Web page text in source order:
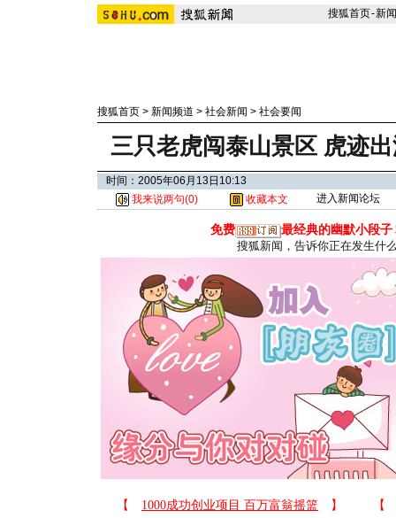
搜狐首页-新闻
搜狐首页 > 新闻频道 > 社会新闻 > 社会要闻
三只老虎闯泰山景区 虎迹
时间：2005年06月13日10:13
我来说两句(0) 收藏本文 进入新闻论坛
免费 最经典的幽默小段子
搜狐新闻，告诉你正在发生什